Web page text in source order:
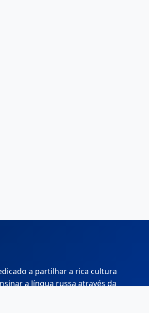
a partilhar a rica cultura
a língua russa através da